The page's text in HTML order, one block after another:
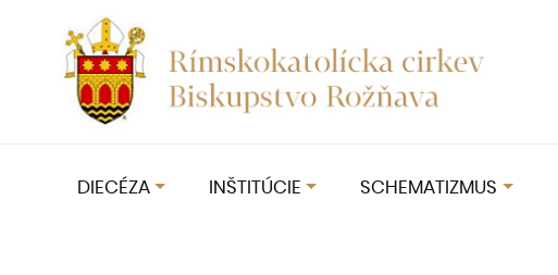
DIECÉZA INŠTITÚCIE SCHEMATIZMUS